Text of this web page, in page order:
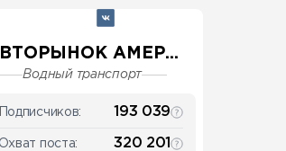
АМЕР...
Водный транспорт
Подписчиков: 193 039
Охват поста: 320 201